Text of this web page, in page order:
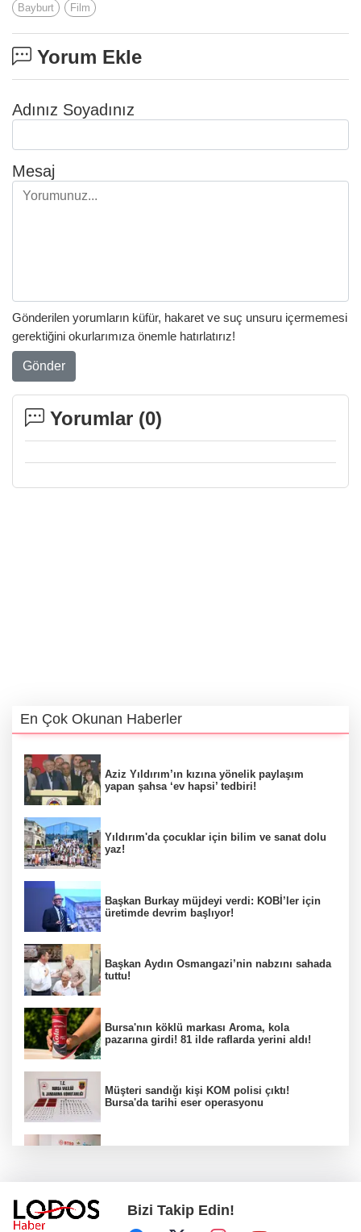
Bayburt Film
Yorum Ekle
Adınız Soyadınız
Mesaj
Gönderilen yorumların küfür, hakaret ve suç unsuru içermemesi
gerektiğini okurlarımıza önemle hatırlatırız!
Gönder
Yorumlar (0)
En Çok Okunan Haberler
Aziz Yıldırım’ın kızına yönelik paylaşım
yapan şahsa ‘ev hapsi’ tedbiri!
Yıldırım'da çocuklar için bilim ve sanat dolu
yaz!
Başkan Burkay müjdeyi verdi: KOBİ’ler için
üretimde devrim başlıyor!
Başkan Aydın Osmangazi’nin nabzını sahada
tuttu!
Bursa'nın köklü markası Aroma, kola
pazarına girdi! 81 ilde raflarda yerini aldı!
Müşteri sandığı kişi KOM polisi çıktı!
Bursa'da tarihi eser operasyonu
Yıldırım Belediyesi'nden uluslararası
Bizi Takip Edin!